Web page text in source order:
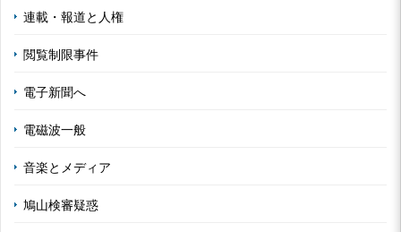
連載・報道と人権
閲覧制限事件
電子新聞へ
電磁波一般
音楽とメディア
鳩山検審疑惑